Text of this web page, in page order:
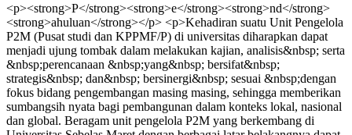
<p><strong>P</strong><strong>e</strong><strong>nd</strong>
<strong>ahuluan</strong></p> <p>Kehadiran suatu Unit Pengelola
P2M (Pusat studi dan KPPMF/P) di universitas diharapkan dapat
menjadi ujung tombak dalam melakukan kajian, analisis&nbsp; serta
&nbsp;perencanaan &nbsp;yang&nbsp; bersifat&nbsp;
strategis&nbsp; dan&nbsp; bersinergi&nbsp; sesuai &nbsp;dengan
fokus bidang pengembangan masing masing, sehingga memberikan
sumbangsih nyata bagi pembangunan dalam konteks lokal, nasional
dan global. Beragam unit pengelola P2M yang berkembang di